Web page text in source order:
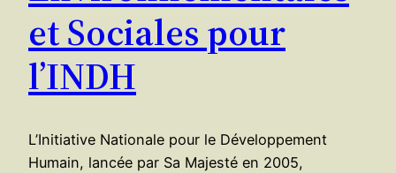
et Sociales pour
l’INDH
L’Initiative Nationale pour le Développement
Humain, lancée par Sa Majesté en 2005,